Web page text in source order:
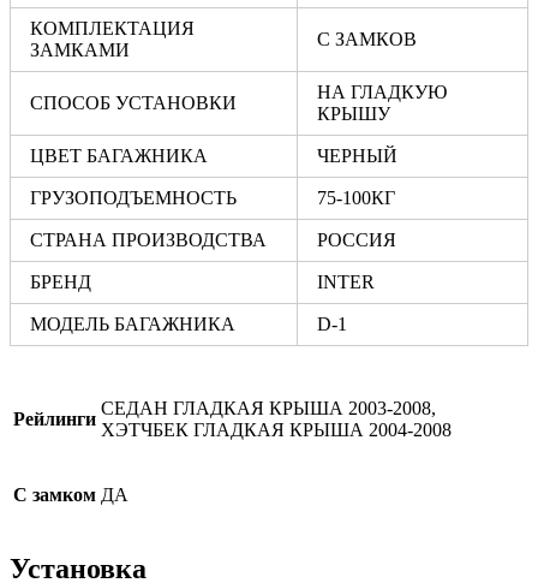
КОМПЛЕКТАЦИЯ
ЗАМКАМИ
С ЗАМКОВ
СПОСОБ УСТАНОВКИ
НА ГЛАДКУЮ
КРЫШУ
ЦВЕТ БАГАЖНИКА ЧЕРНЫЙ
ГРУЗОПОДЪЕМНОСТЬ 75-100КГ
СТРАНА ПРОИЗВОДСТВА РОССИЯ
БРЕНД INTER
МОДЕЛЬ БАГАЖНИКА D-1
Рейлинги
СЕДАН ГЛАДКАЯ КРЫША 2003-2008,
ХЭТЧБЕК ГЛАДКАЯ КРЫША 2004-2008
С замком ДА
Установка